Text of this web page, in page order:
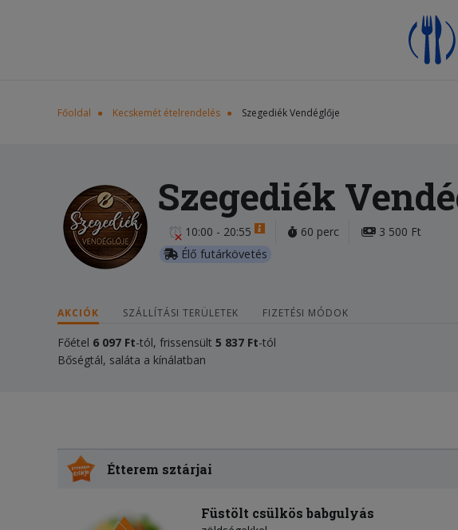
Főoldal Kecskemét ételrendelés Szegediék Vendéglője
Szegediék
10:00 - 20:55 60 perc
3 500 Ft
Élő futárkövetés
AKCIÓK SZÁLLÍTÁSI TERÜLETEK FIZETÉSI MÓDOK
Főétel 6 097 Ft-tól, frissensült 5 837 Ft-tól
Bőségtál, saláta a kínálatban
Étterem sztárjai
Füstölt csülkös babgulyás